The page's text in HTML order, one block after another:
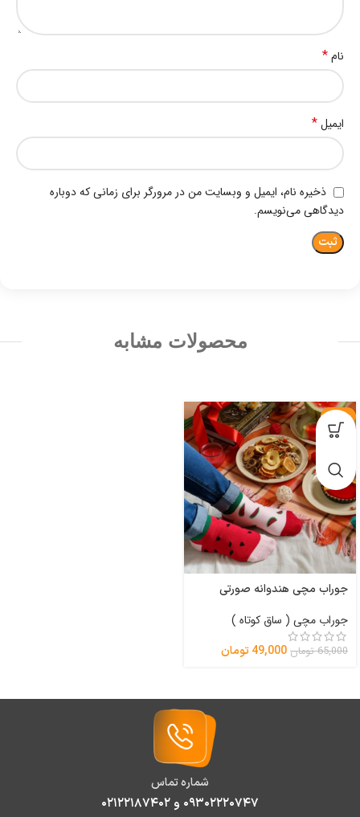
نام*
ایمیل*
ذخیره نام، ایمیل و وبسایت من در مرورگر برای زمانی که دوباره
دیدگاهی می‌نویسم.
محصولات مشابه
-25%
جوراب مچی هندوانه صورتی
جوراب مچی ( ساق کوتاه )
65,000 تومان 49,000تومان
شماره تماس
۰۹۳۰۲۲۲۰۷۴۷ و ۰۲۱۲۲۱۸۷۴۰۲